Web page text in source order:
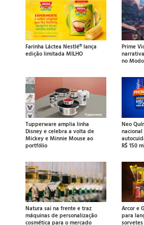
Farinha Láctea Nestlé® lança
edição limitada MILHO
Prime
no
Tupperware amplia linha
Disney e celebra a volta de
Mickey e Minnie Mouse ao
portfólio
Neo
R$ 150
Natura sai na frente e traz
máquinas de personalização
cosmética para o mercado
Arcor e
para